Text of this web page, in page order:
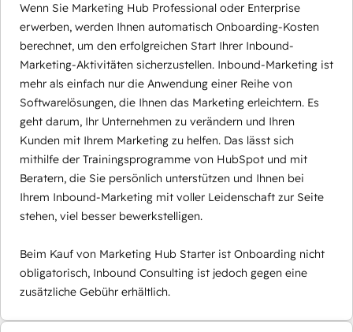
Wenn Sie Marketing Hub Professional oder Enterprise
erwerben, werden Ihnen automatisch Onboarding-Kosten
berechnet, um den erfolgreichen Start Ihrer Inbound-
Marketing-Aktivitäten sicherzustellen. Inbound-Marketing ist
mehr als einfach nur die Anwendung einer Reihe von
Softwarelösungen, die Ihnen das Marketing erleichtern. Es
geht darum, Ihr Unternehmen zu verändern und Ihren
Kunden mit Ihrem Marketing zu helfen. Das lässt sich
mithilfe der Trainingsprogramme von HubSpot und mit
Beratern, die Sie persönlich unterstützen und Ihnen bei
Ihrem Inbound-Marketing mit voller Leidenschaft zur Seite
stehen, viel besser bewerkstelligen.
Beim Kauf von Marketing Hub Starter ist Onboarding nicht
obligatorisch, Inbound Consulting ist jedoch gegen eine
zusätzliche Gebühr erhältlich.